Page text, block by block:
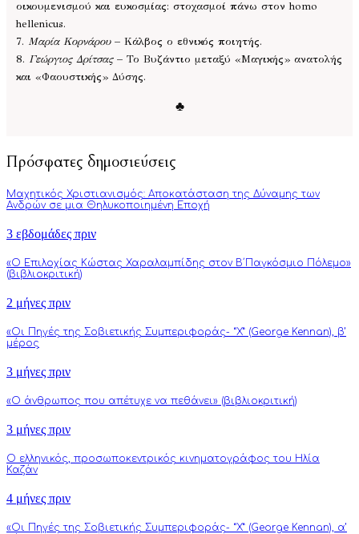
οικουμενισμού και ευκοσμίας: στοχασμοί πάνω στον homo
hellenicus.
7. Μαρία Κορνάρου– Κάλβος ο εθνικός ποιητής.
8. Γεώργιος Δρίτσας– Το Βυζάντιο μεταξύ «Μαγικής» ανατολής
και «Φαουστικής» Δύσης.
♣
Πρόσφατες δημοσιεύσεις
Μαχητικός Χριστιανισμός: Αποκατάσταση της Δύναμης των
Ανδρών σε μια Θηλυκοποιημένη Εποχή
3 εβδομάδες πριν
«Ο Επιλοχίας Κώστας Χαραλαμπίδης στον Β΄Παγκόσμιο Πόλεμο»
(βιβλιοκριτική)
2 μήνες πριν
«Οι Πηγές της Σοβιετικής Συμπεριφοράς- “Χ” (George Kennan), β’
μέρος
3 μήνες πριν
«Ο άνθρωπος που απέτυχε να πεθάνει» (βιβλιοκριτική)
3 μήνες πριν
Ο ελληνικός, προσωποκεντρικός κινηματογράφος του Ηλία
Καζάν
4 μήνες πριν
«Οι Πηγές της Σοβιετικής Συμπεριφοράς- “Χ” (George Kennan), α’